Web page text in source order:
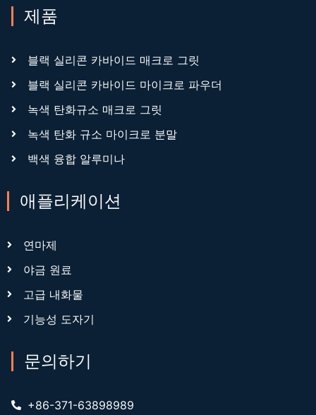
제품
블랙 실리콘 카바이드 매크로 그릿
블랙 실리콘 카바이드 마이크로 파우더
녹색 탄화규소 매크로 그릿
녹색 탄화 규소 마이크로 분말
백색 융합 알루미나
애플리케이션
연마제
야금 원료
고급 내화물
기능성 도자기
문의하기
+86-371-63898989